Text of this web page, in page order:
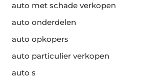
auto met schade verkopen
auto onderdelen
auto opkopers
auto particulier verkopen
auto s